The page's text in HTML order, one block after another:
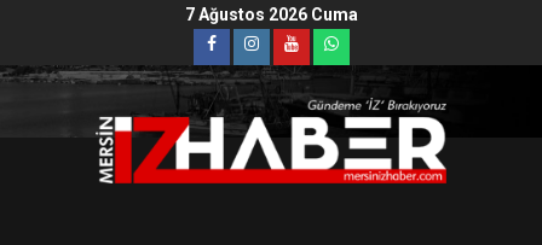
7 Ağustos 2026 Cuma